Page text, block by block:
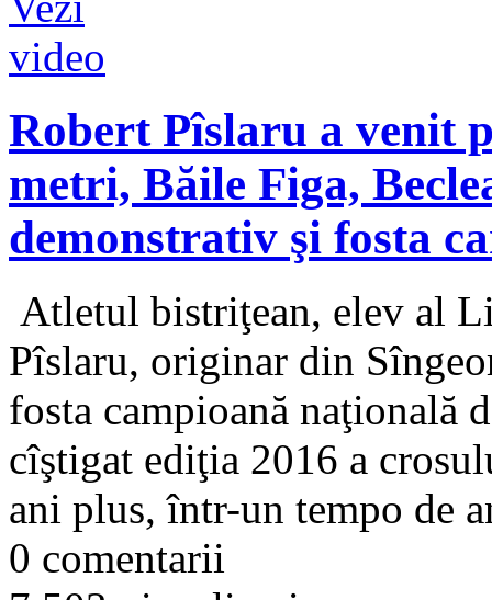
Robert Pîslaru a venit
metri, Băile Figa,
demonstrativ şi fosta
Atletul bistriţean, elev al
Pîslaru, originar din
fosta campioană naţională
cîştigat ediţia 2016 a
ani plus, într-un tempo de
0 comentarii